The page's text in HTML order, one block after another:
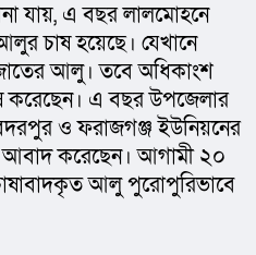
যায়, এ বছর লালমোহনে
চাষ হয়েছে। যেখানে
আলু। তবে অধিকাংশ
করেছেন। এ বছর উপজেলার
বদরপুর ও ফরাজগঞ্জ ইউনিয়নের
করেছেন। আগামী ২০
আলু পুরোপুরিভাবে